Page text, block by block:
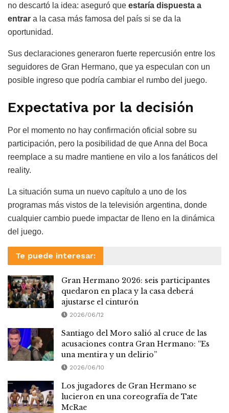
no descartó la idea: aseguró que estaría dispuesta a
entrar a la casa más famosa del país si se da la
oportunidad.
Sus declaraciones generaron fuerte repercusión entre los
seguidores de Gran Hermano, que ya especulan con un
posible ingreso que podría cambiar el rumbo del juego.
Expectativa por la decisión
Por el momento no hay confirmación oficial sobre su
participación, pero la posibilidad de que Anna del Boca
reemplace a su madre mantiene en vilo a los fanáticos del
reality.
La situación suma un nuevo capítulo a uno de los
programas más vistos de la televisión argentina, donde
cualquier cambio puede impactar de lleno en la dinámica
del juego.
Te puede interesar:
Gran Hermano 2026: seis participantes
quedaron en placa y la casa deberá
ajustarse el cinturón
2026/06/12
Santiago del Moro salió al cruce de las
acusaciones contra Gran Hermano: “Es
una mentira y un delirio”
2026/06/10
Los jugadores de Gran Hermano se
lucieron en una coreografía de Tate
McRae